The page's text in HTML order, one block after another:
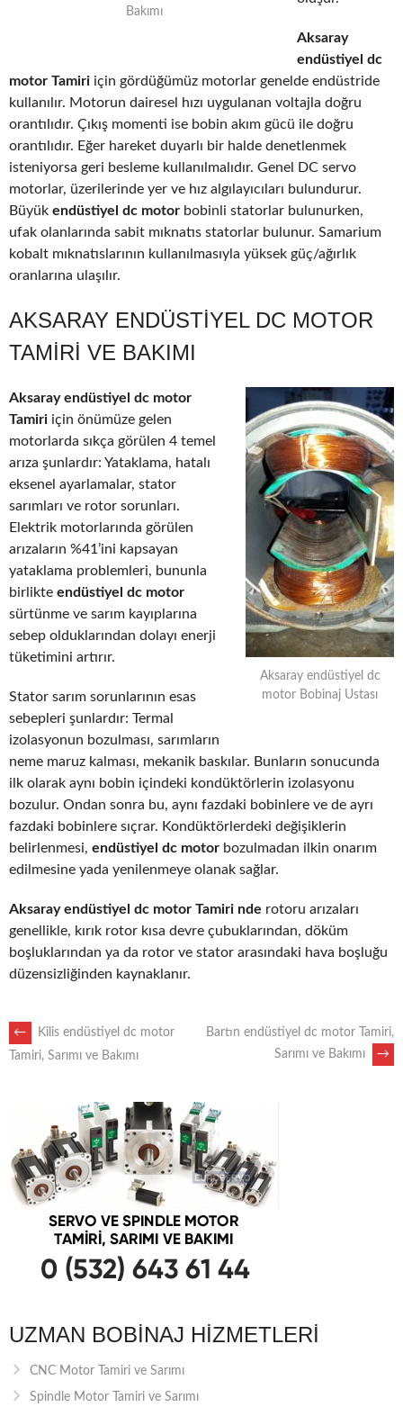
Bakımı
Aksaray
endüstiyel dc
motor Tamiri için gördüğümüz motorlar genelde endüstride
kullanılır. Motorun dairesel hızı uygulanan voltajla doğru
orantılıdır. Çıkış momenti ise bobin akım gücü ile doğru
orantılıdır. Eğer hareket duyarlı bir halde denetlenmek
isteniyorsa geri besleme kullanılmalıdır. Genel DC servo
motorlar, üzerilerinde yer ve hız algılayıcıları bulundurur.
Büyük endüstiyel dc motor bobinli statorlar bulunurken,
ufak olanlarında sabit mıknatıs statorlar bulunur. Samarium
kobalt mıknatıslarının kullanılmasıyla yüksek güç/ağırlık
oranlarına ulaşılır.
AKSARAY ENDÜSTIYEL DC MOTOR
TAMIRI VE BAKIMI
Aksaray endüstiyel dc
motor Bobinaj Ustası
Aksaray endüstiyel dc motor
Tamiri için önümüze gelen
motorlarda sıkça görülen 4 temel
arıza şunlardır: Yataklama, hatalı
eksenel ayarlamalar, stator
sarımları ve rotor sorunları.
Elektrik motorlarında görülen
arızaların %41’ini kapsayan
yataklama problemleri, bununla
birlikte endüstiyel dc motor
sürtünme ve sarım kayıplarına
sebep olduklarından dolayı enerji
tüketimini artırır.
Stator sarım sorunlarının esas
sebepleri şunlardır: Termal
izolasyonun bozulması, sarımların
neme maruz kalması, mekanik baskılar. Bunların sonucunda
ilk olarak aynı bobin içindeki kondüktörlerin izolasyonu
bozulur. Ondan sonra bu, aynı fazdaki bobinlere ve de ayrı
fazdaki bobinlere sıçrar. Kondüktörlerdeki değişiklerin
belirlenmesi, endüstiyel dc motor bozulmadan ilkin onarım
edilmesine yada yenilenmeye olanak sağlar.
Aksaray endüstiyel dc motor Tamiri nde rotoru arızaları
genellikle, kırık rotor kısa devre çubuklarından, döküm
boşluklarından ya da rotor ve stator arasındaki hava boşluğu
düzensizliğinden kaynaklanır.
POST
NAVIGATION
←
Kilis endüstiyel dc motor
Tamiri, Sarımı ve Bakımı
Bartın endüstiyel dc motor Tamiri,
Sarımı ve Bakımı
→
UZMAN BOBINAJ HIZMETLERI
CNC Motor Tamiri ve Sarımı
Spindle Motor Tamiri ve Sarımı